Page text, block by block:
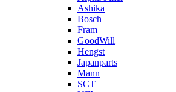
Ashika
Bosch
Fram
GoodWill
Hengst
Japanparts
Mann
SCT